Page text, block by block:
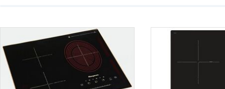
đơn vị phân phối với mức giá khá dễ
tiếp cận, thu hút sự quan tâm của
nhiều người tiêu dùng.
gia đình.